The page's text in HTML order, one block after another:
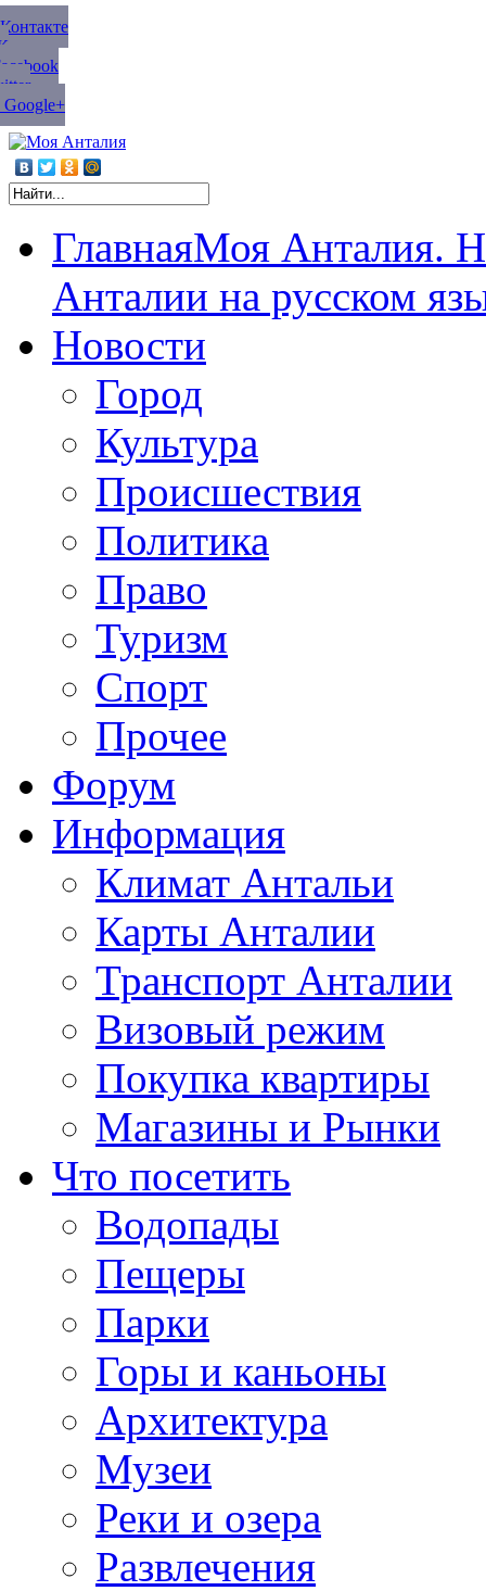
ГлавнаяМоя Анталия.
Анталии на русском
Новости
Город
Культура
Происшествия
Политика
Право
Туризм
Спорт
Прочее
Форум
Информация
Климат Антальи
Карты Анталии
Транспорт Анталии
Визовый режим
Покупка квартиры
Магазины и Рынки
Что посетить
Водопады
Пещеры
Парки
Горы и каньоны
Архитектура
Музеи
Реки и озера
Развлечения